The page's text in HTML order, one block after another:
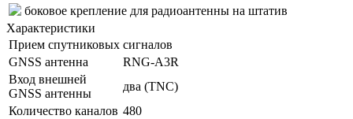
боковое крепление для радиоантенны на штатив
Характеристики
Прием спутниковых сигналов
GNSS антенна
RNG-A3R
Вход внешней
GNSS антенны
два (TNC)
Количество каналов 480